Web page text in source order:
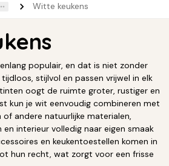
Witte keukens
populair, en dat is niet zonder
tijdloos, stijlvol en passen vrijwel in elk
oogt de ruimte groter, rustiger en
kun je wit eenvoudig combineren met
andere natuurlijke materialen,
en interieur volledig naar eigen smaak
en keukentoestellen komen in
hun recht, wat zorgt voor een frisse